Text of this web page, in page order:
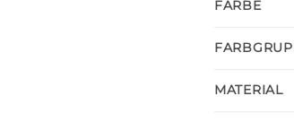
FARBE
MATERIAL